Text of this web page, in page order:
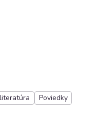
Poviedky